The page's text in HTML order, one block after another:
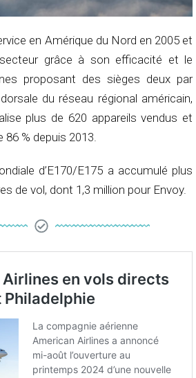
en Amérique du Nord en 2005 et
grâce à son efficacité et le
proposant des sièges deux par
du réseau régional américain,
plus de 620 appareils vendus et
% depuis 2013.
d’E170/E175 a accumulé plus
de vol, dont 1,3 million pour Envoy.